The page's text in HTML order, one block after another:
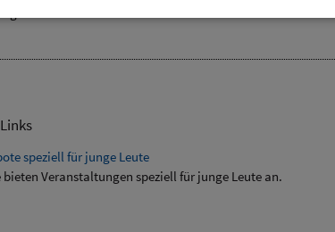
speziell für junge Leute
bieten Veranstaltungen speziell für junge Leute an.